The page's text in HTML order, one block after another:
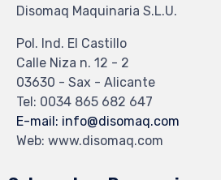
Disomaq Maquinaria S.L.U.
Pol. Ind. El Castillo
Calle Niza n. 12 - 2
03630 - Sax - Alicante
Tel: 0034 865 682 647
E-mail: info@disomaq.com
Web: www.disomaq.com